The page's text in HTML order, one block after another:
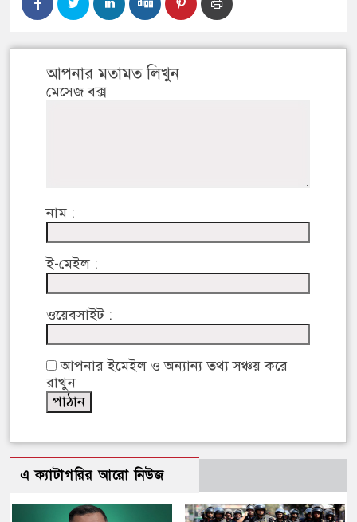
আপনার মতামত লিখুন
মেসেজ বক্স
নাম :
ই-মেইল :
ওয়েবসাইট :
আপনার ইমেইল ও অন্যান্য তথ্য সঞ্চয় করে
রাখুন
এ ক্যাটাগরির আরো নিউজ